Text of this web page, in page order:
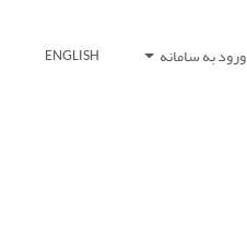
ورود به سامانه ENGLISH